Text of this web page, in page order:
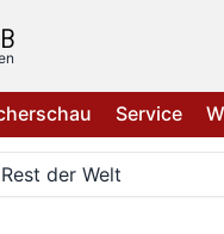
Service
der Welt